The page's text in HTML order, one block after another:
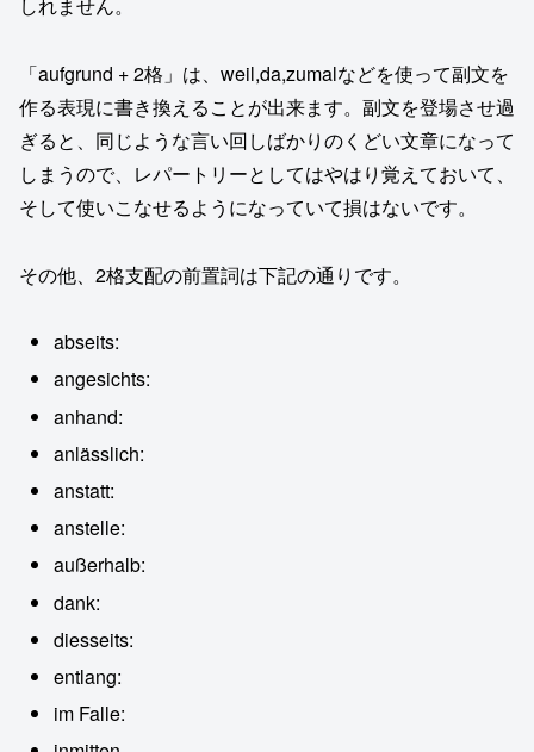
「aufgrund + 2格」は、weil,da,zumalなどを使って副文を
作る表現に書き換えることが出来ます。副文を登場させ過
ぎると、同じような言い回しばかりのくどい文章になって
しまうので、レパートリーとしてはやはり覚えておいて、
そして使いこなせるようになっていて損はないです。
その他、2格支配の前置詞は下記の通りです。
abseits:
angesichts:
anhand:
anlässlich:
anstatt:
anstelle:
außerhalb:
dank:
diesseits:
entlang:
im Falle: